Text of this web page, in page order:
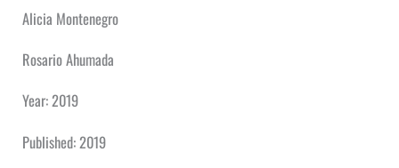
Alicia Montenegro
Rosario Ahumada
Year: 2019
Published: 2019